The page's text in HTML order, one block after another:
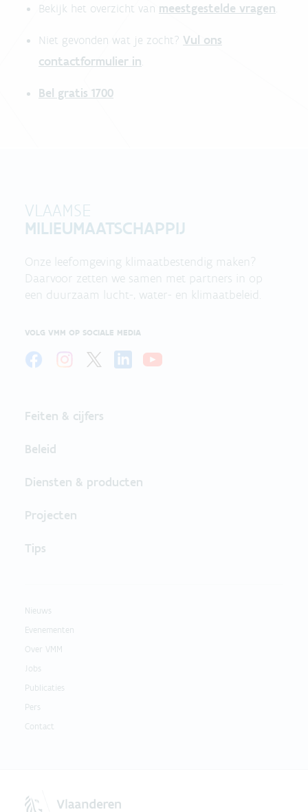
Bekijk het overzicht van meestgestelde vragen.
Niet gevonden wat je zocht? Vul ons
contactformulier in.
Bel gratis 1700
VLAAMSE
MILIEUMAATSCHAPPIJ
Onze leefomgeving klimaatbestendig maken?
Daarvoor zetten we samen met partners in op
een duurzaam lucht-, water- en klimaatbeleid.
VOLG VMM OP SOCIALE MEDIA
Feiten & cijfers
Beleid
Diensten & producten
Projecten
Tips
Nieuws
Evenementen
Over VMM
Jobs
Publicaties
Pers
Contact